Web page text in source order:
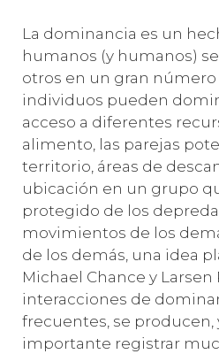
La dominancia es un
humanos (y humanos)
otros en un gran número
individuos pueden
acceso a diferentes
alimento, las parejas
territorio, áreas de
ubicación en un grupo
protegido de los
movimientos de los
de los demás, una idea
Michael Chance y Larsen
interacciones de
frecuentes, se producen,
importante registrar